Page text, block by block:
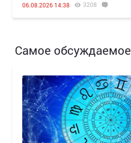
06.08.2026 14:38 3208
Самое обсуждаемое